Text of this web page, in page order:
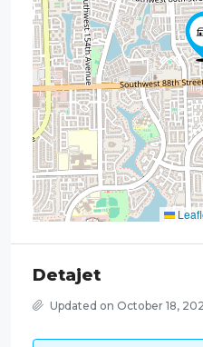
Detajet
Updated on October 18,